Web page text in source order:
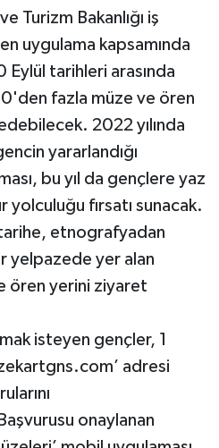
Turizm Bakanlığı iş
uygulama kapsamında
Eylül tarihleri arasında
fazla müze ve ören
2022 yılında
yararlandığı
bu yıl da gençlere yaz
fırsatı sunacak.
etnografyadan
yelpazede yer alan
ören yerini ziyaret
isteyen gençler, 1
adresi
onaylanan